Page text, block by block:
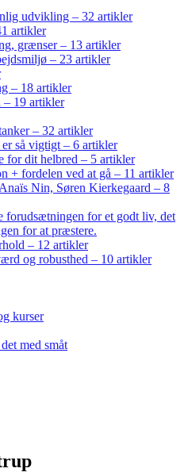
udvikling – 32 artikler
artikler
grænser – 13 artikler
– 23 artikler
– 18 artikler
– 19 artikler
– 32 artikler
så vigtigt – 6 artikler
for dit helbred – 5 artikler
+ fordelen ved at gå – 11 artikler
Nin, Søren Kierkegaard – 8
forudsætningen for et godt liv, det
for at præstere.
– 12 artikler
og robusthed – 10 artikler
kurser
med småt